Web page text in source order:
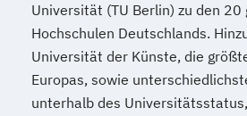
Universität (TU Berlin) zu den 20
Hochschulen Deutschlands.
Universität der Künste, die
Europas, sowie
unterhalb des